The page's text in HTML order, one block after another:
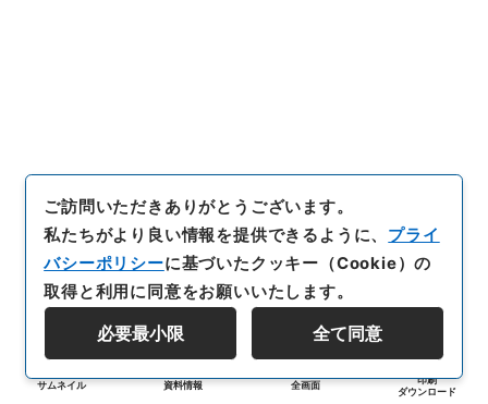
サムネイル 資料情報 全画面
印刷
ダウンロード
ご訪問いただきありがとうございます。
私たちがより良い情報を提供できるように、 プライ
バシーポリシーに基づいたクッキー（Cookie）の
取得と利用に同意をお願いいたします。
必要最小限 全て同意